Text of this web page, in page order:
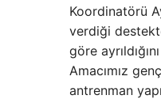
Koordinatörü
verdiği
göre
Amacımız
antrenman